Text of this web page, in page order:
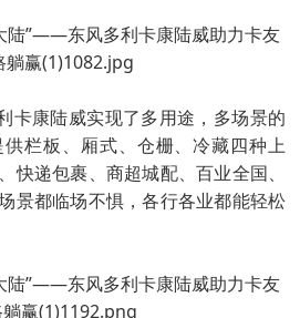
卡康陆威实现了多用途，多场景的
栏板、厢式、仓栅、冷藏四种上
快递包裹、商超城配、百业全国、
景都临场不惧，各行各业都能轻松